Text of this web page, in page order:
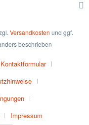
Versandkosten und ggf.
beschrieben
Kontaktformular
Impressum